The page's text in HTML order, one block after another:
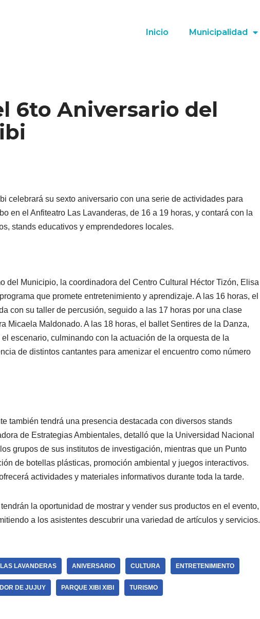
Inicio Municipalidad
6to Aniversario del
celebrará su sexto aniversario con una serie de actividades para
en el Anfiteatro Las Lavanderas, de 16 a 19 horas, y contará con la
stands educativos y emprendedores locales.
del Municipio, la coordinadora del Centro Cultural Héctor Tizón, Elisa
que promete entretenimiento y aprendizaje. A las 16 horas, el
con su taller de percusión, seguido a las 17 horas por una clase
Micaela Maldonado. A las 18 horas, el ballet Sentires de la Danza,
escenario, culminando con la actuación de la orquesta de la
de distintos cantantes para amenizar el encuentro como número
también tendrá una presencia destacada con diversos stands
de Estrategias Ambientales, detalló que la Universidad Nacional
grupos de sus institutos de investigación, mientras que un Punto
de botellas plásticas, promoción ambiental y juegos interactivos.
actividades y materiales informativos durante toda la tarde.
la oportunidad de mostrar y vender sus productos en el evento,
a los asistentes descubrir una variedad de artículos y servicios.
LAVANDERAS ANIVERSARIO CULTURA ENTRETENIMIENTO
DE JUJUY PARQUE XIBI XIBI TURISMO